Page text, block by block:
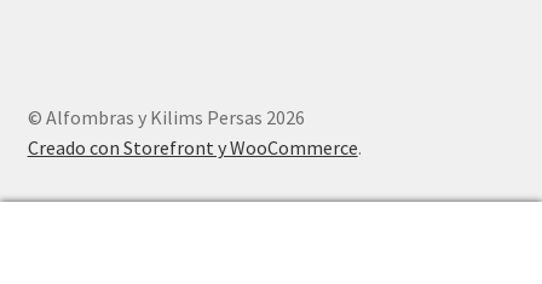
© Alfombras y Kilims Persas 2026
Creado con Storefront y WooCommerce.